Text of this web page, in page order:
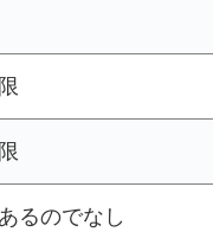
るのでなし